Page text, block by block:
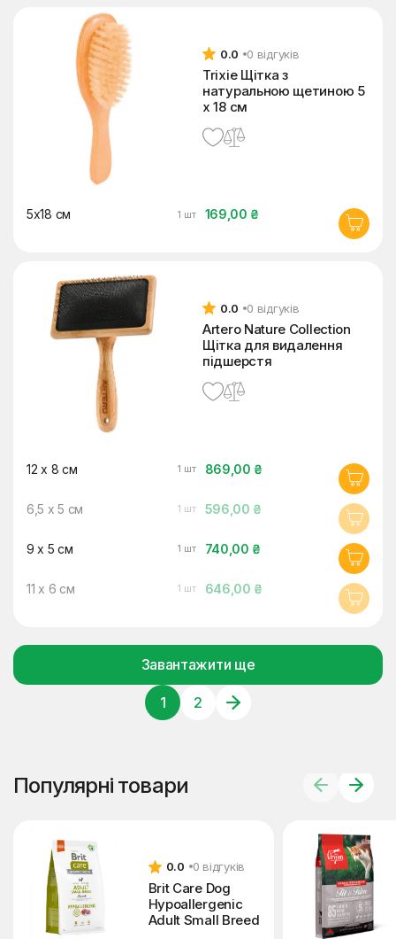
0.0 0 відгуків
Trixie Щітка з
натуральною щетиною 5
x 18 см
169,00 ₴
5х18 см 1 шт
0.0 0 відгуків
Artero Nature Collection
Щітка для видалення
підшерстя
869,00 ₴
12 x 8 см 1 шт
596,00 ₴
6,5 x 5 см 1 шт
740,00 ₴
9 x 5 см 1 шт
646,00 ₴
11 x 6 см 1 шт
Завантажити ще
1 2
Популярні товари
0.0 0 відгуків
Brit Care Dog
Hypoallergenic
Adult Small Breed